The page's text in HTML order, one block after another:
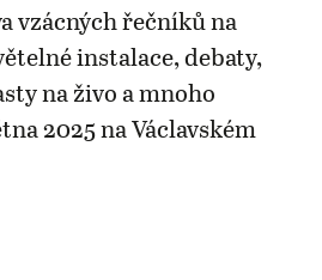
vzácných řečníků na
instalace, debaty,
na živo a mnoho
2025 na Václavském